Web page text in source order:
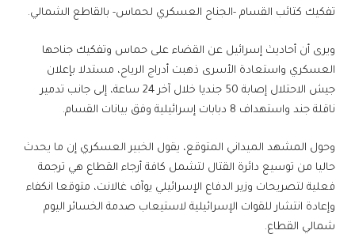
تفكيك كتائب القسام -الجناح العسكري لحماس- بالقاطع الشمالي.
ويرى أن أحاديث إسرائيل عن القضاء على حماس وتفكيك جناحها
العسكري واستعادة الأسرى ذهبت أدراج الرياح، مستدلا بإعلان
جيش الاحتلال إصابة 50 جنديا خلال آخر 24 ساعة، إلى جانب تدمير
ناقلة جند واستهداف 8 دبابات إسرائيلية وفق بيانات القسام.
وحول المشهد الميداني المتوقع، يقول الخبير العسكري إن ما يحدث
حاليا من توسيع دائرة القتال لتشمل كافة أرجاء القطاع هي ترجمة
فعلية لتصريحات وزير الدفاع الإسرائيلي يوآف غالانت، متوقعا انكفاء
وإعادة انتشار للقوات الإسرائيلية لاستيعاب صدمة الخسائر اليوم
شمالي القطاع.